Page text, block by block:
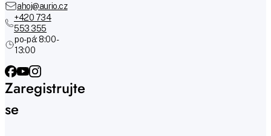
ahoj@aurio.cz
+420 734
553 355
po-pá: 8:00 -
13:00
Zaregistrujte
se